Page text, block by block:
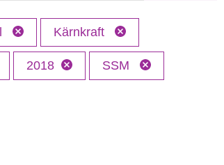
Kärnkraft
2018 SSM